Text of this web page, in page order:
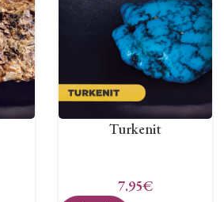
Turkenit
7.95€